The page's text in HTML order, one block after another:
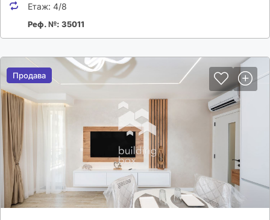
Етаж: 4/8
Реф. №: 35011
Продава
Продава